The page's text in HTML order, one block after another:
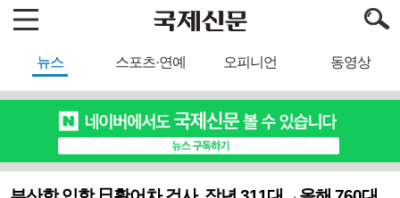
뉴스 스포츠·연예 오피니언 동영상